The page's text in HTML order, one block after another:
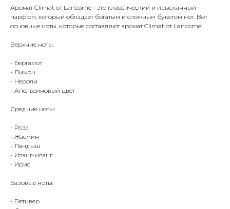
Аромат Climat от Lancome - это классический и изысканный
парфюм, который обладает богатым и сложным букетом нот. Вот
основные ноты, которые составляют аромат Climat от Lancome:
Верхние ноты:
- Бергамот
- Лимон
- Нероли
- Апельсиновый цвет
Средние ноты:
- Роза
- Жасмин
- Ландыш
- Иланг-иланг
- Ирис
Базовые ноты:
- Ветивер